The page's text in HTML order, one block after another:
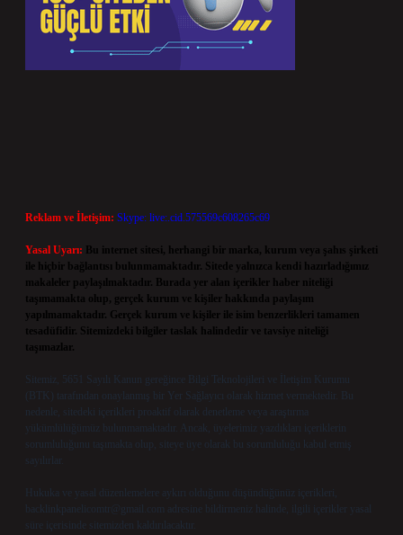
Reklam ve İletişim: Skype: live:.cid.575569c608265c69
Yasal Uyarı:
Bu internet sitesi, herhangi bir marka, kurum veya şahıs şirketi
ile hiçbir bağlantısı bulunmamaktadır. Sitede yalnızca kendi hazırladığımız
makaleler paylaşılmaktadır. Burada yer alan içerikler haber niteliği
taşımamakta olup, gerçek kurum ve kişiler hakkında paylaşım
yapılmamaktadır. Gerçek kurum ve kişiler ile isim benzerlikleri tamamen
tesadüfidir. Sitemizdeki bilgiler taslak halindedir ve tavsiye niteliği
taşımazlar.
Sitemiz, 5651 Sayılı Kanun gereğince Bilgi Teknolojileri ve İletişim Kurumu
(BTK) tarafından onaylanmış bir Yer Sağlayıcı olarak hizmet vermektedir. Bu
nedenle, sitedeki içerikleri proaktif olarak denetleme veya araştırma
yükümlülüğümüz bulunmamaktadır. Ancak, üyelerimiz yazdıkları içeriklerin
sorumluluğunu taşımakta olup, siteye üye olarak bu sorumluluğu kabul etmiş
sayılırlar.
Hukuka ve yasal düzenlemelere aykırı olduğunu düşündüğünüz içerikleri,
backlinkpanelicomtr@gmail.com adresine bildirmeniz halinde, ilgili içerikler yasal
süre içerisinde sitemizden kaldırılacaktır.